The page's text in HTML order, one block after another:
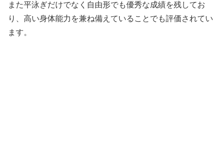
また平泳ぎだけでなく自由形でも優秀な成績を残してお
り、高い身体能力を兼ね備えていることでも評価されてい
ます。